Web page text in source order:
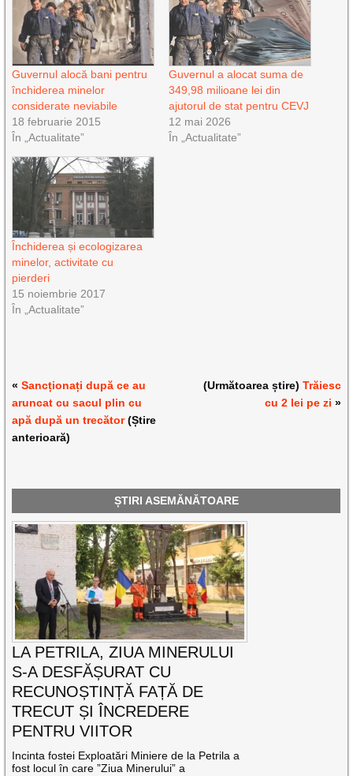
Guvernul alocă bani pentru
închiderea minelor
considerate neviabile
18 februarie 2015
În „Actualitate”
Guvernul a alocat suma de
349,98 milioane lei din
ajutorul de stat pentru CEVJ
12 mai 2026
În „Actualitate”
Închiderea și ecologizarea
minelor, activitate cu
pierderi
15 noiembrie 2017
În „Actualitate”
«Sancționați după ce au
aruncat cu sacul plin cu
apă după un trecător(Știre
anterioară)
(Următoarea știre) Trăiesc
cu 2 lei pe zi »
ȘTIRI ASEMĂNĂTOARE
LA PETRILA, ZIUA MINERULUI
S-A DESFĂȘURAT CU
RECUNOȘTINȚĂ FAȚĂ DE
TRECUT ȘI ÎNCREDERE
PENTRU VIITOR
Incinta fostei Exploatări Miniere de la Petrila a
fost locul în care ”Ziua Minerului” a